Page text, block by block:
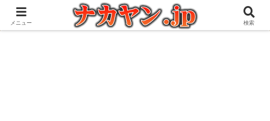
アウトドアとガジェット好きな管理人の愉快な日々を綴るブログ
メニュー 検索